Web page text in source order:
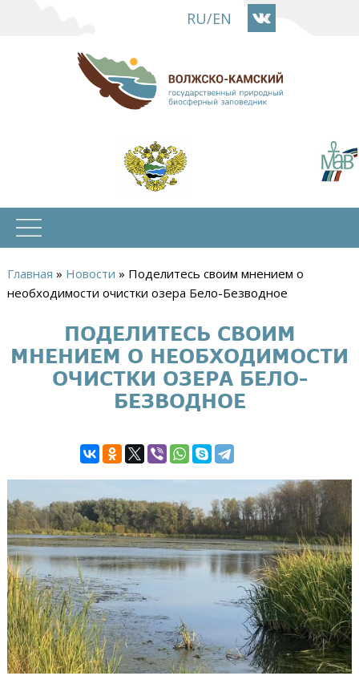
основному
содержанию
RU/EN
Вы
Главная » Новости » Поделитесь своим мнением о
необходимости очистки озера Бело-Безводное
ПОДЕЛИТЕСЬ СВОИМ
МНЕНИЕМ О НЕОБХОДИМОСТИ
ОЧИСТКИ ОЗЕРА БЕЛО-
БЕЗВОДНОЕ